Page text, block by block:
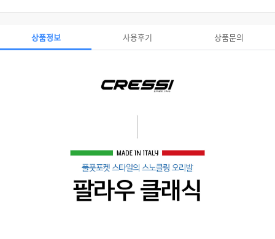
상품정보 사용후기 상품문의